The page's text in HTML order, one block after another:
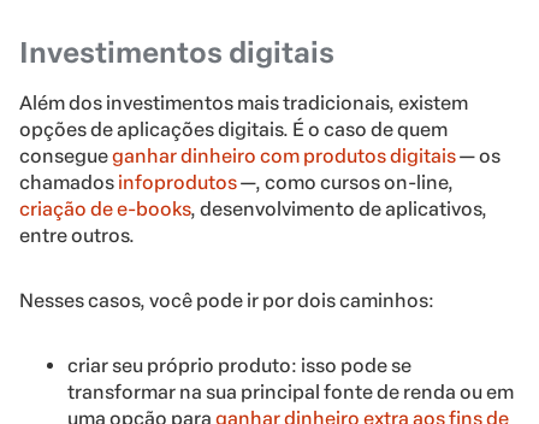
Investimentos digitais
Além dos investimentos mais tradicionais, existem
opções de aplicações digitais. É o caso de quem
consegueganhar dinheiro com produtos digitais— os
chamados infoprodutos—, como cursos on-line,
criação de e-books, desenvolvimento de aplicativos,
entre outros.
Nesses casos, você pode ir por dois caminhos:
criar seu próprio produto: isso pode se
transformar na sua principal fonte de renda ou em
uma opção para ganhar dinheiro extra aos fins de